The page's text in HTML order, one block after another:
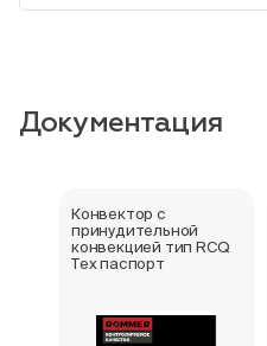
Документация
Конвектор с
принудительной
конвекцией тип RCQ
Тех паспорт